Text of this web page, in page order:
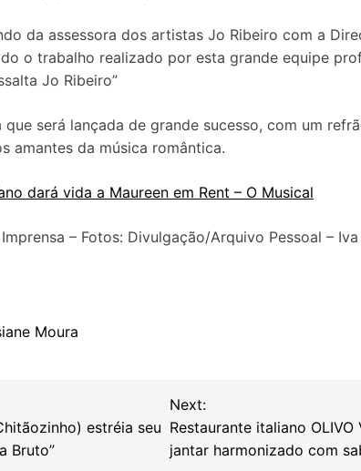
da assessora dos artistas Jo Ribeiro com a
o trabalho realizado por esta grande equipe
Jo Ribeiro”
que será lançada de grande sucesso, com um
amantes da música romântica.
dará vida a Maureen em Rent – O Musical
– Fotos: Divulgação/Arquivo Pessoal – Iva
Moura
estréia seu
Bruto”
Next:
Restaurante italiano
jantar harmonizado com